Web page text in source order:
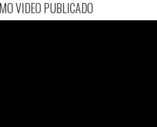
VIDEO PUBLICADO